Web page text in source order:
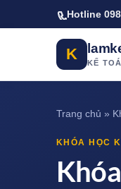
Bỏ qua tới nội dung
Hotline
K KẾ
Trang chủ »
KHÓA HỌC